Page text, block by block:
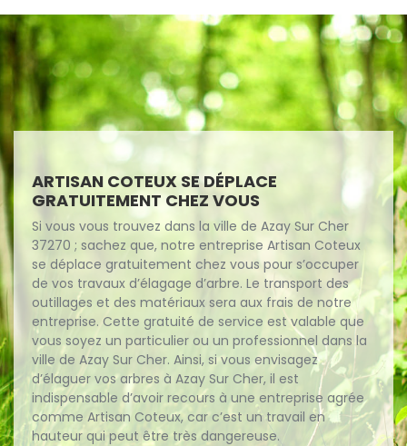
ARTISAN COTEUX SE DÉPLACE
GRATUITEMENT CHEZ VOUS
Si vous vous trouvez dans la ville de Azay Sur Cher
37270 ; sachez que, notre entreprise Artisan Coteux
se déplace gratuitement chez vous pour s’occuper
de vos travaux d’élagage d’arbre. Le transport des
outillages et des matériaux sera aux frais de notre
entreprise. Cette gratuité de service est valable que
vous soyez un particulier ou un professionnel dans la
ville de Azay Sur Cher. Ainsi, si vous envisagez
d’élaguer vos arbres à Azay Sur Cher, il est
indispensable d’avoir recours à une entreprise agrée
comme Artisan Coteux, car c’est un travail en
hauteur qui peut être très dangereuse.